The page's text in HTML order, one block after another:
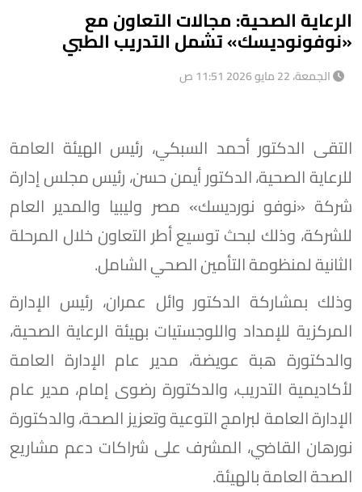
الرعاية الصحية: مجالات التعاون مع
«نوفونوديسك» تشمل التدريب الطبي
الجمعة، 22 مايو 2026 11:51 ص
التقى الدكتور أحمد السبكي، رئيس الهيئة العامة
للرعاية الصحية، الدكتور أيمن حسن، رئيس مجلس إدارة
شركة «نوفو نورديسك» مصر وليبيا والمدير العام
للشركة، وذلك لبحث توسيع أطر التعاون خلال المرحلة
الثانية لمنظومة التأمين الصحي الشامل.
وذلك بمشاركة الدكتور وائل عمران، رئيس الإدارة
المركزية للإمداد واللوجستيات بهيئة الرعاية الصحية،
والدكتورة هبة عويضة، مدير عام الإدارة العامة
لأكاديمية التدريب، والدكتورة رضوى إمام، مدير عام
الإدارة العامة لبرامج التوعية وتعزيز الصحة، والدكتورة
نورهان القاضي، المشرف على شراكات دعم مشاريع
الصحة العامة بالهيئة.